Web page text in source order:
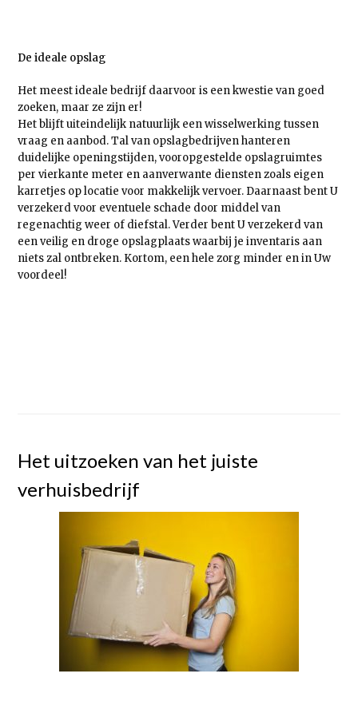
De ideale opslag
Het meest ideale bedrijf daarvoor is een kwestie van goed
zoeken, maar ze zijn er!
Het blijft uiteindelijk natuurlijk een wisselwerking tussen
vraag en aanbod. Tal van opslagbedrijven hanteren
duidelijke openingstijden, vooropgestelde opslagruimtes
per vierkante meter en aanverwante diensten zoals eigen
karretjes op locatie voor makkelijk vervoer. Daarnaast bent U
verzekerd voor eventuele schade door middel van
regenachtig weer of diefstal. Verder bent U verzekerd van
een veilig en droge opslagplaats waarbij je inventaris aan
niets zal ontbreken. Kortom, een hele zorg minder en in Uw
voordeel!
Het uitzoeken van het juiste
verhuisbedrijf